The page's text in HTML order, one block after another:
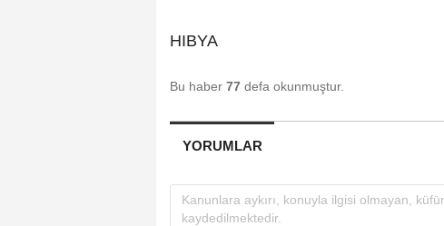
HIBYA
Bu haber 77 defa okunmuştur.
YORUMLAR